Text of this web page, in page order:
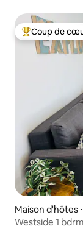
Coups de
Coup de
Maison d'hôtes
Westside 1